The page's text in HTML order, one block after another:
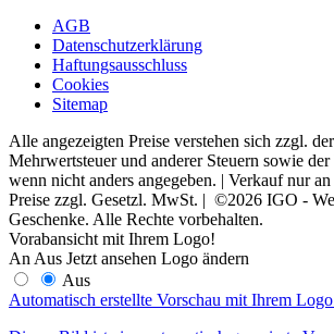
AGB
Datenschutzerklärung
Haftungsausschluss
Cookies
Sitemap
Alle angezeigten Preise verstehen sich zzgl.
Mehrwertsteuer und anderer Steuern sowie der
wenn nicht anders angegeben. | Verkauf nur
Preise zzgl. Gesetzl. MwSt. | ©2026 IGO -
Geschenke. Alle Rechte vorbehalten.
Vorabansicht mit Ihrem Logo!
An Aus Jetzt ansehen Logo ändern
Aus
Automatisch erstellte Vorschau mit Ihrem